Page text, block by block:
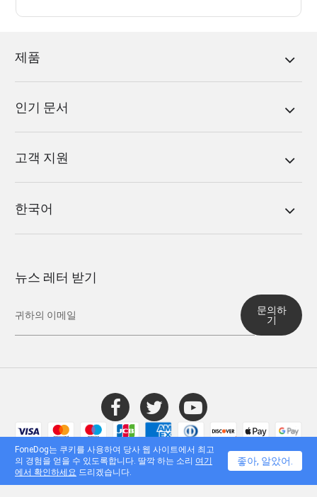
제품
인기 문서
고객 지원
한국어
뉴스 레터 받기
문의하
기
© 2016 - 2026 FoneDog Technology Limited, 홍콩. 모든 권리 보유.
FoneDog는 쿠키를 사용하여 당사 웹 사이트에서 최고
의 경험을 얻을 수 있도록합니다. 딸깍 하는 소리 여기
에서 확인하세요 드리겠습니다.
좋아, 알았어.